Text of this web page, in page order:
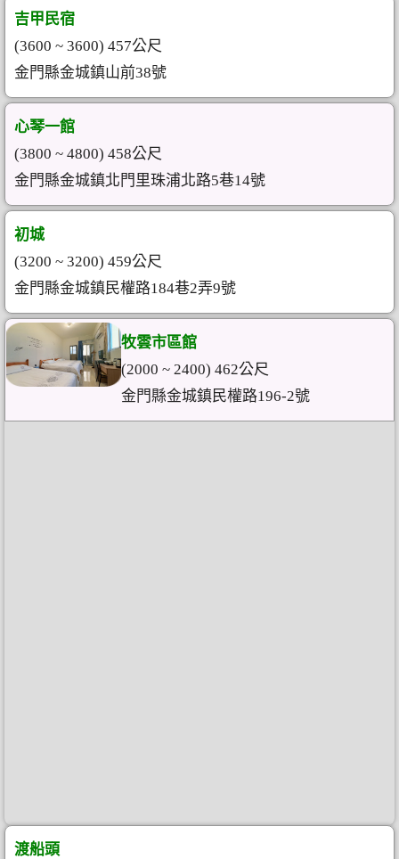
吉甲民宿
(3600 ~ 3600) 457公尺
金門縣金城鎮山前38號
心琴一館
(3800 ~ 4800) 458公尺
金門縣金城鎮北門里珠浦北路5巷14號
初城
(3200 ~ 3200) 459公尺
金門縣金城鎮民權路184巷2弄9號
牧雲市區館
(2000 ~ 2400) 462公尺
金門縣金城鎮民權路196-2號
渡船頭